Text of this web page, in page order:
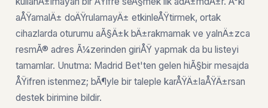
aÅŸamalÄ± doÄŸrulamayÄ± etkinleÅŸtirmek, ortak
cihazlarda oturumu aÃ§Ä±k bÄ±rakmamak ve yalnÄ±zca
resmÃ® adres Ã¼zerinden giriÅŸ yapmak da bu listeyi
tamamlar. Unutma: Madrid Bet'ten gelen hiÃ§bir mesajda
ÅŸifren istenmez; bÃ¶yle bir taleple karÅŸÄ±laÅŸÄ±rsan
destek birimine bildir.